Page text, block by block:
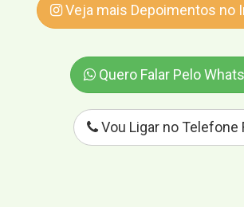
Veja mais Depoimentos no
Quero Falar Pelo
Vou Ligar no Telefone